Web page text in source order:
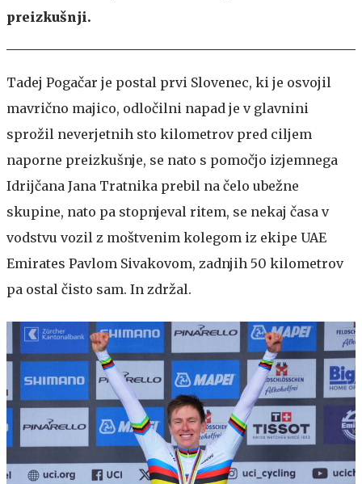
preizkušnji.
Tadej Pogačar je postal prvi Slovenec, ki je osvojil
mavrično majico, odločilni napad je v glavnini
sprožil neverjetnih sto kilometrov pred ciljem
naporne preizkušnje, se nato s pomočjo izjemnega
Idrijčana Jana Tratnika prebil na čelo ubežne
skupine, nato pa stopnjeval ritem, se nekaj časa v
vodstvu vozil z moštvenim kolegom iz ekipe UAE
Emirates Pavlom Sivakovom, zadnjih 50 kilometrov
pa ostal čisto sam. In zdržal.